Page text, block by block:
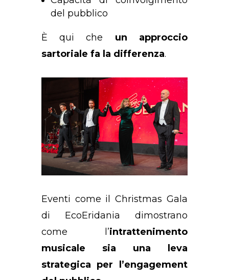
del pubblico
È qui che un approccio
sartoriale fa la differenza.
Eventi come il Christmas Gala
di EcoEridania dimostrano
come l’intrattenimento
musicale sia una leva
strategica per l’engagement